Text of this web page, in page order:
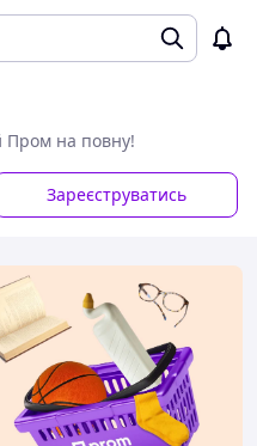
Пром на повну!
Зареєструватись